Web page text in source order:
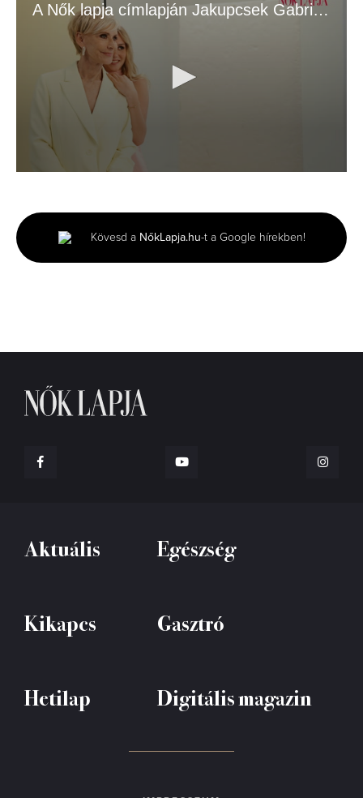
A Nők lapja címlapján Jakupcsek Gabriella és lánya, Emma Róza
minutes,
51
seconds
Kövesd a NőkLapja.hu-t a Google hírekben!
Aktuális Egészség
Kikapcs Gasztró
Hetilap Digitális magazin